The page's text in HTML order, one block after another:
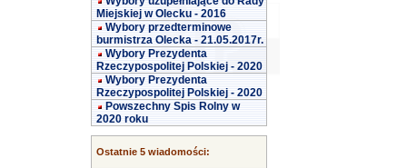
Miejskiej w Olecku - 2016
Wybory przedterminowe
burmistrza Olecka - 21.05.2017r.
Wybory Prezydenta
Rzeczypospolitej Polskiej - 2020
Wybory Prezydenta
Rzeczypospolitej Polskiej - 2020
Powszechny Spis Rolny w
2020 roku
Ostatnie 5 wiadomości: